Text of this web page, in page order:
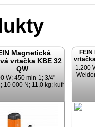
Magnetická
vrtačka KBE 32
QW
W; 450 min-1; 3/4"
10 000 N; 11,0 kg; kufr
1.200